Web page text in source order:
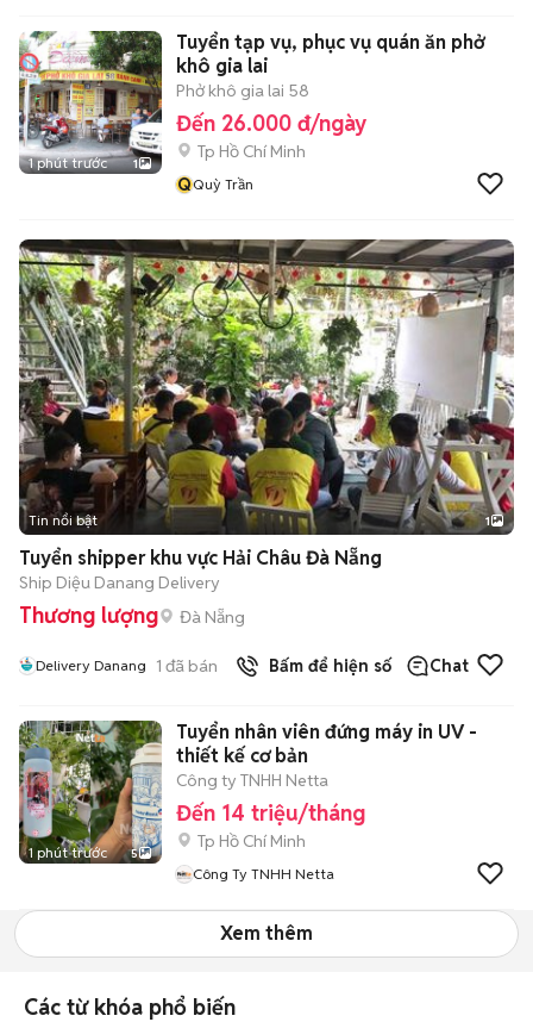
1 phút trước 1
Tuyển tạp vụ, phục vụ quán ăn phở
khô gia lai
Phở khô gia lai 58
Đến 26.000 đ/ngày
Tp Hồ Chí Minh
QQuỳ Trần
Tin nổi bật 1
Tuyển shipper khu vực Hải Châu Đà Nẵng
Ship Diệu Danang Delivery
Thương lượng Đà Nẵng
Delivery Danang 1 đã bán Bấm để hiện số Chat
1 phút trước 5
Tuyển nhân viên đứng máy in UV -
thiết kế cơ bản
Công ty TNHH Netta
Đến 14 triệu/tháng
Tp Hồ Chí Minh
Công Ty TNHH Netta
Xem thêm
Các từ khóa phổ biến